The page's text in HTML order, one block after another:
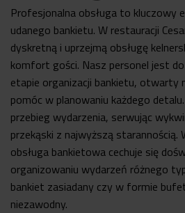
Profesjonalna obsługa to kluczowy
udanego bankietu. W restauracji
dyskretną i uprzejmą obsługę
komfort gości. Nasz personel jest
etapie organizacji bankietu,
pomóc w planowaniu każdego
przebieg wydarzenia, serwując
przekąski z najwyższą starannością.
obsługa bankietowa cechuje się
organizowaniu wydarzeń różnego
bankiet zasiadany czy w formie
niezawodny.